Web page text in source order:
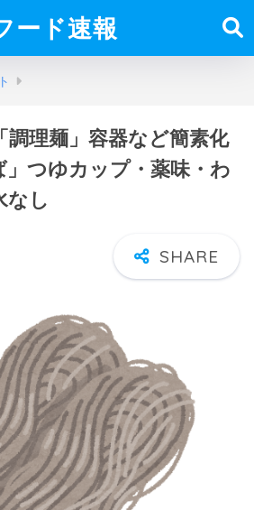
ード速報
調理麺」容器など簡素化
」つゆカップ・薬味・わ
なし